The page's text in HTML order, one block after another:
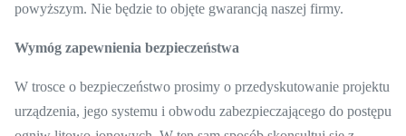
powyższym. Nie będzie to objęte gwarancją naszej firmy.
Wymóg zapewnienia bezpieczeństwa
W trosce o bezpieczeństwo prosimy o przedyskutowanie projektu
urządzenia, jego systemu i obwodu zabezpieczającego do postępu